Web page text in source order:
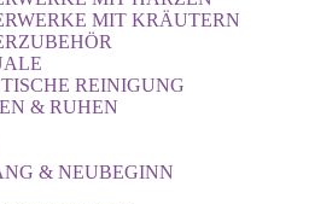
MIT KRÄUTERN
REINIGUNG
& RUHEN
& NEUBEGINN